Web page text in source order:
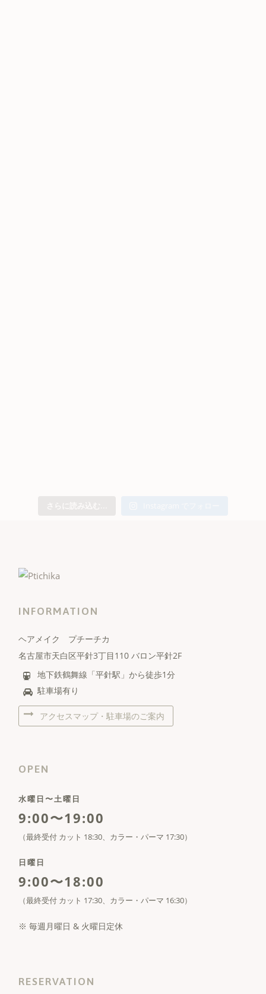
INFORMATION
ヘアメイク プチーチカ
名古屋市天白区平針3丁目110 バロン平針2F
地下鉄鶴舞線「平針駅」から徒歩1分
駐車場有り
アクセスマップ・駐車場のご案内
OPEN
水曜日〜土曜日
9:00〜19:00
（最終受付 カット 18:30、カラー・パーマ 17:30）
日曜日
9:00〜18:00
（最終受付 カット 17:30、カラー・パーマ 16:30）
※ 毎週月曜日 & 火曜日定休
RESERVATION